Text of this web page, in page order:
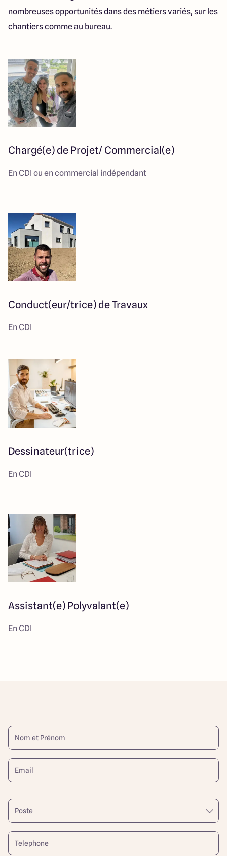
nombreuses opportunités dans des métiers variés, sur les
chantiers comme au bureau.
Chargé(e) de Projet/ Commercial(e)
En CDI ou en commercial indépendant
Conduct(eur/trice) de Travaux
En CDI
Dessinateur(trice)
En CDI
Assistant(e) Polyvalant(e)
En CDI